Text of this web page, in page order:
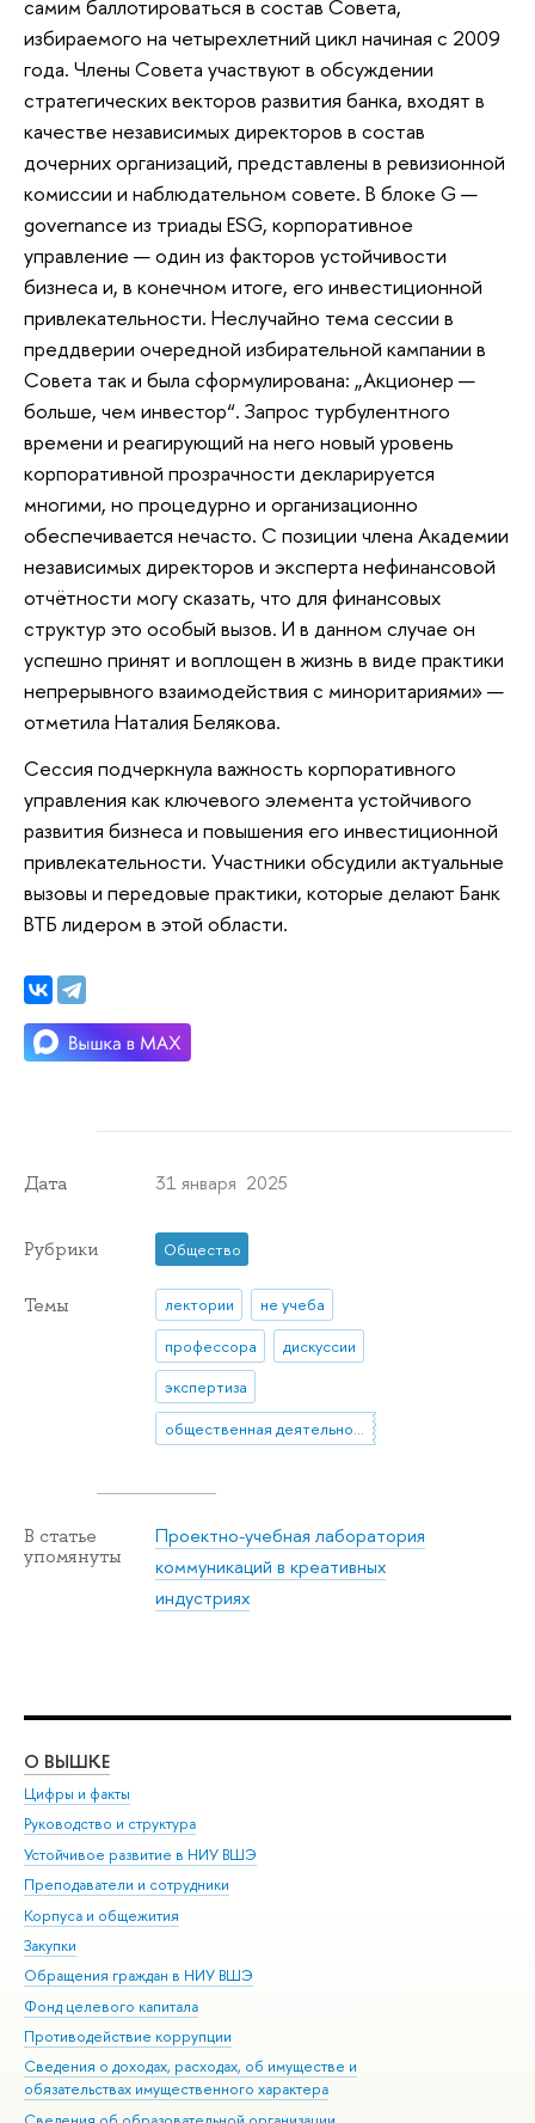
самим баллотироваться в состав Совета,
избираемого на четырехлетний цикл начиная с 2009
года. Члены Совета участвуют в обсуждении
стратегических векторов развития банка, входят в
качестве независимых директоров в состав
дочерних организаций, представлены в ревизионной
комиссии и наблюдательном совете. В блоке G —
governance из триады ESG, корпоративное
управление — один из факторов устойчивости
бизнеса и, в конечном итоге, его инвестиционной
привлекательности. Неслучайно тема сессии в
преддверии очередной избирательной кампании в
Совета так и была сформулирована: „Акционер —
больше, чем инвестор“. Запрос турбулентного
времени и реагирующий на него новый уровень
корпоративной прозрачности декларируется
многими, но процедурно и организационно
обеспечивается нечасто. С позиции члена Академии
независимых директоров и эксперта нефинансовой
отчётности могу сказать, что для финансовых
структур это особый вызов. И в данном случае он
успешно принят и воплощен в жизнь в виде практики
непрерывного взаимодействия с миноритариями» —
отметила Наталия Белякова.
Сессия подчеркнула важность корпоративного
управления как ключевого элемента устойчивого
развития бизнеса и повышения его инвестиционной
привлекательности. Участники обсудили актуальные
вызовы и передовые практики, которые делают Банк
ВТБ лидером в этой области.
Дата 31 января 2025
Рубрики Общество
Темы лектории
не учеба
профессора
дискуссии
экспертиза
общественная деятельность
В статье
упомянуты
Проектно-учебная лаборатория
коммуникаций в креативных
индустриях
О ВЫШКЕ
Цифры и факты
Руководство и структура
Устойчивое развитие в НИУ ВШЭ
Преподаватели и сотрудники
Корпуса и общежития
Закупки
Обращения граждан в НИУ ВШЭ
Фонд целевого капитала
Противодействие коррупции
Сведения о доходах, расходах, об имуществе и
обязательствах имущественного характера